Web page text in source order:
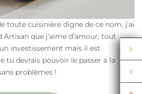
toute cuisinière digne de ce nom, j’ai
que j’aime d’amour, tout
investissement mais il est
tu devrais pouvoir le passer à la
problèmes !